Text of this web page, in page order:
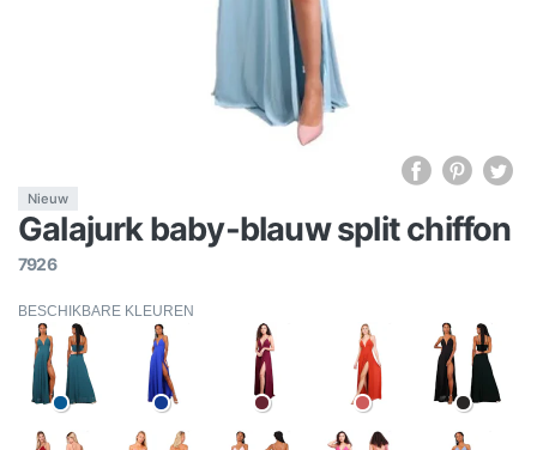
Nieuw
Galajurk baby-blauw split chiffon
7926
BESCHIKBARE KLEUREN